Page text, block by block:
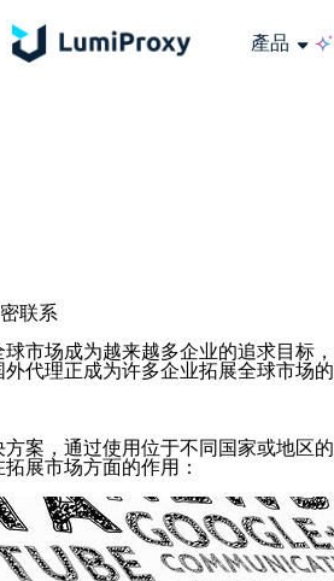
產品
联系
市场成为越来越多企业的追求目标
代理正成为许多企业拓展全球市场
案，通过使用位于不同国家或地区
展市场方面的作用：